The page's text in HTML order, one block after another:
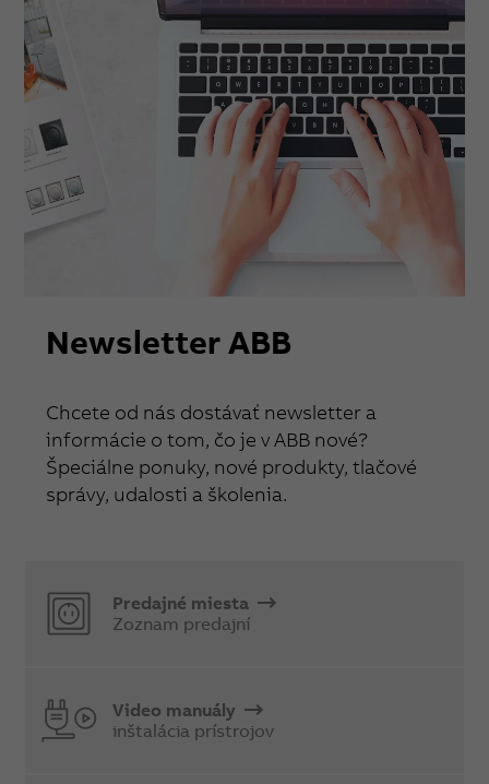
Newsletter ABB
Chcete od nás dostávať newsletter a
informácie o tom, čo je v ABB nové?
Špeciálne ponuky, nové produkty, tlačové
správy, udalosti a školenia.
Predajné miesta
Zoznam predajní
Video manuály
inštalácia prístrojov